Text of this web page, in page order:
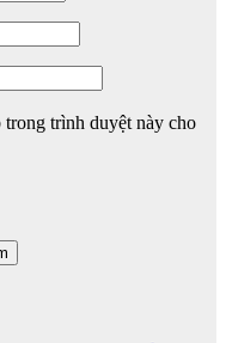
trình duyệt này cho